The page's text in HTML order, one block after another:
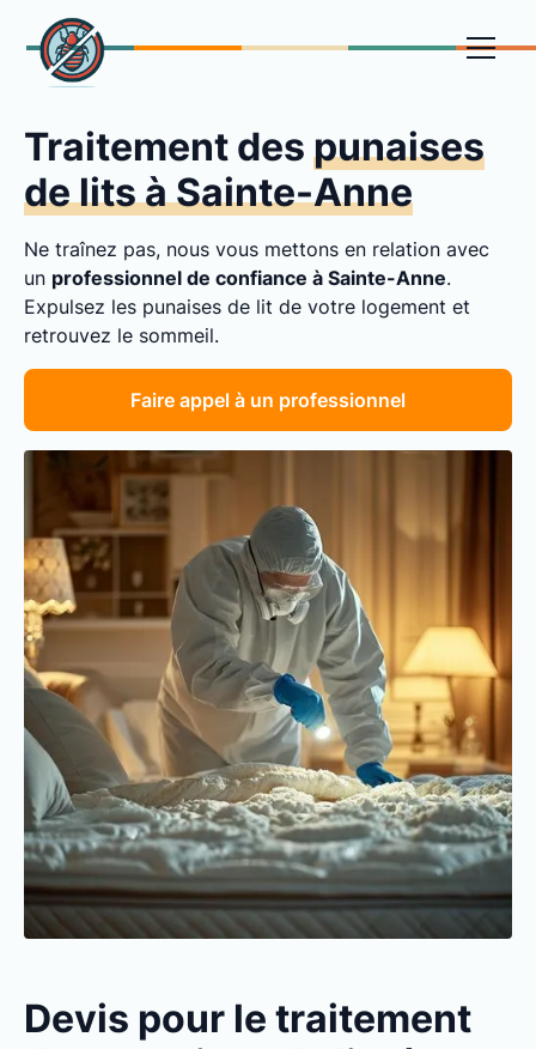
Traitement des punaises
de lits à Sainte-Anne
Ne traînez pas, nous vous mettons en relation avec
un professionnel de confiance à Sainte-Anne.
Expulsez les punaises de lit de votre logement et
retrouvez le sommeil.
Faire appel à un professionnel
Devis pour le traitement